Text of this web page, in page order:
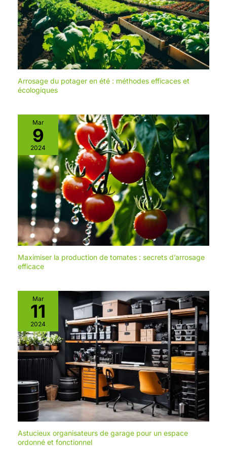
Manuel d'Instruction
milliers de fois en laboratoire
et vous n'avez pas à vous
soucier de la qualité de la
batterie. La fonction de
freinage électronique protège
efficacement la batterie et le
moteur dans des conditions
de travail extrêmes. Excellent
qualité avec un couple élevé
de 42 nm garantit des
performances élevées pour
les entraînements de foreuse
sans fil. 25 + 1 réglage du
couple et protection du
couple, peut être ajusté en
fonction de la scène pour
éviter d'endommager les
objets en raison d'un couple
excessif; 2 vitesses: basse
vitesse (0 - 400RPM) haute
vitesse (0 - 1600RPM)
Conception Réfléchie Des
manière flexible entre le sens
horaire et le sens antihoraire;
La boîte à outils est légère et
stable, vous offrant une
expérience portable et une
protection; La lumière LED de
haute qualité répond aux
exigences de travail des
environnements sombres;
Poignées ergonomiques pour
réduire la fatigue et installer
un ensemble complet de
canapés ne vous sentez pas
fatigué! Combinaison
Puissante et D'accessoires:
Arrosage du potager en été : méthodes efficaces et
écologiques
Mar
9
2024
Maximiser la production de tomates : secrets d’arrosage
efficace
Mar
11
2024
Astucieux organisateurs de garage pour un espace
ordonné et fonctionnel